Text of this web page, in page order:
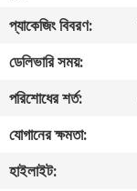
মান
নিয়ন্ত্রণ
প্যাকেজিং বিবরণ:
ডেলিভারি সময়:
পরিশোধের শর্ত:
যোগানের ক্ষমতা:
হাইলাইট: